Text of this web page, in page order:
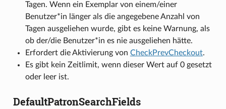
Tagen. Wenn ein Exemplar von einem/einer
Benutzer*in länger als die angegebene Anzahl von
Tagen ausgeliehen wurde, gibt es keine Warnung, als
ob der/die Benutzer*in es nie ausgeliehen hätte.
Erfordert die Aktivierung von CheckPrevCheckout.
Es gibt kein Zeitlimit, wenn dieser Wert auf 0 gesetzt
oder leer ist.
DefaultPatronSearchFields